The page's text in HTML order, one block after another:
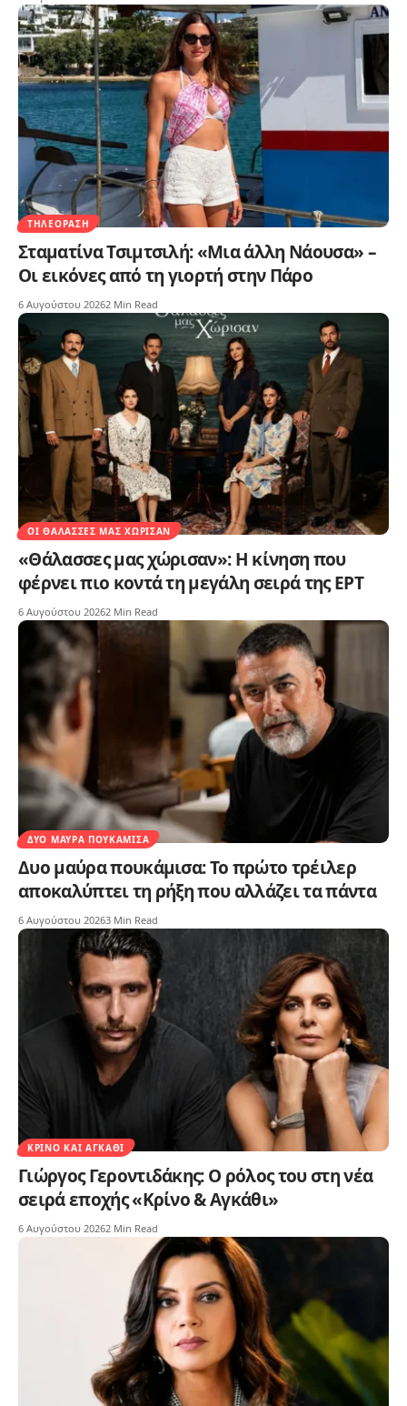
ΤΗΛΕΌΡΑΣΗ
Σταματίνα Τσιμτσιλή: «Μια άλλη Νάουσα» –
Οι εικόνες από τη γιορτή στην Πάρο
6 Αυγούστου 20262 Min Read
ΟΙ ΘΆΛΑΣΣΕΣ ΜΑΣ ΧΏΡΙΣΑΝ
«Θάλασσες μας χώρισαν»: Η κίνηση που
φέρνει πιο κοντά τη μεγάλη σειρά της ΕΡΤ
6 Αυγούστου 20262 Min Read
ΔΥΟ ΜΑΎΡΑ ΠΟΥΚΆΜΙΣΑ
Δυο μαύρα πουκάμισα: Το πρώτο τρέιλερ
αποκαλύπτει τη ρήξη που αλλάζει τα πάντα
6 Αυγούστου 20263 Min Read
ΚΡΊΝΟ ΚΑΙ ΑΓΚΆΘΙ
Γιώργος Γεροντιδάκης: Ο ρόλος του στη νέα
σειρά εποχής «Κρίνο & Αγκάθι»
6 Αυγούστου 20262 Min Read